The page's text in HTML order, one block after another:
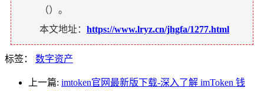
（）。
本文地址： https://www.lryz.cn/jhgfa/1277.html
标签： 数字资产
上一篇: imtoken官网最新版下载-深入了解 imToken 钱